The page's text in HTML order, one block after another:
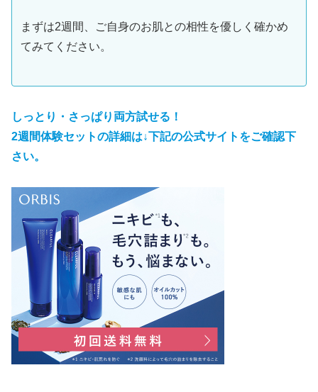
まずは2週間、ご自身のお肌との相性を優しく確かめ
てみてください。
しっとり・さっぱり両方試せる！
2週間体験セットの詳細は↓下記の公式サイトをご確認下
さい。